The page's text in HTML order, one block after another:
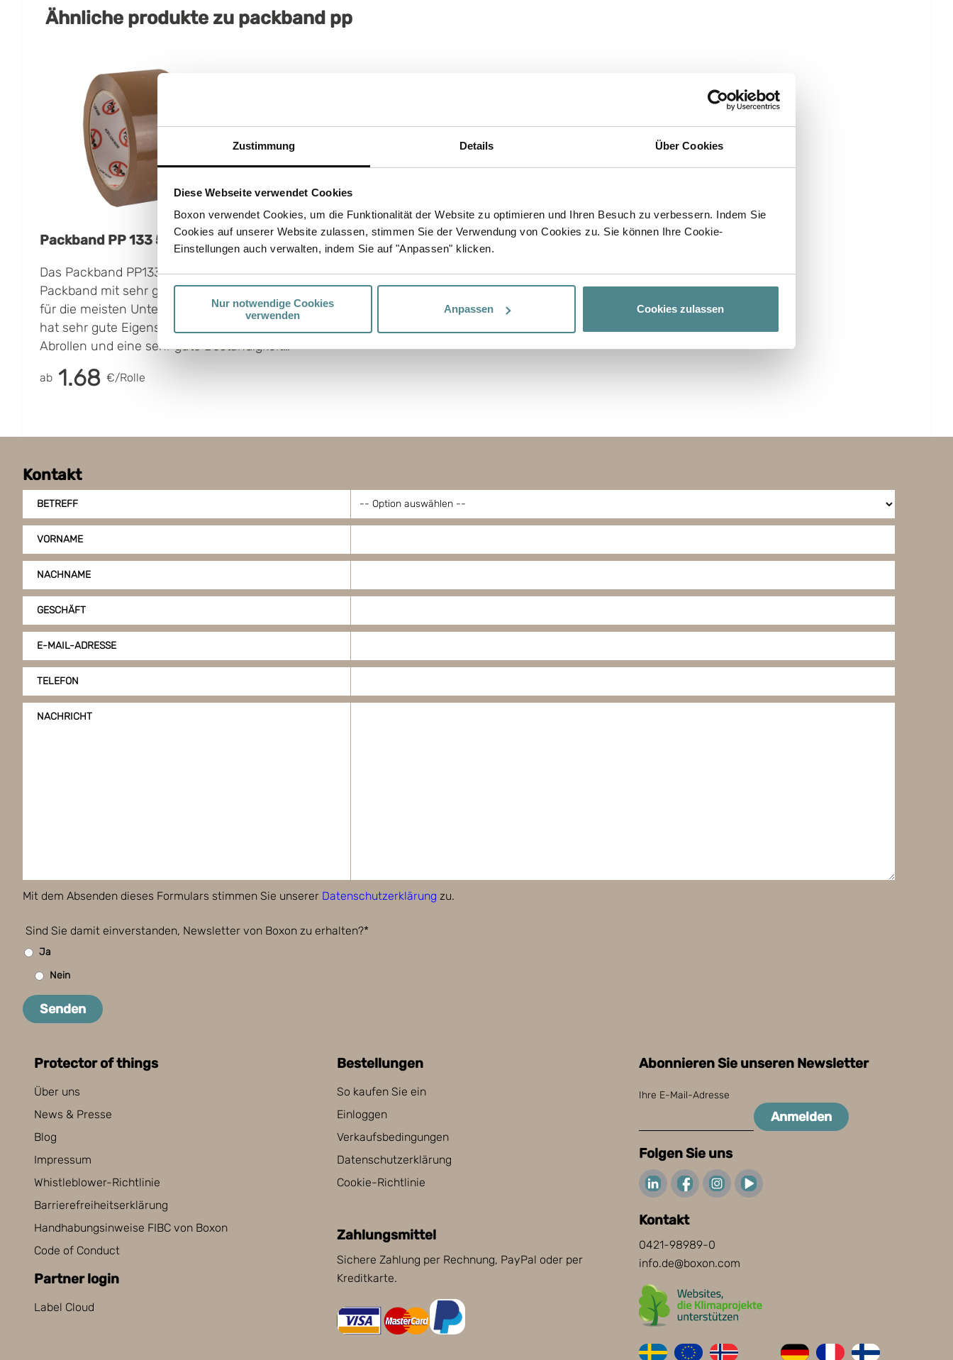
Zustimmung Details Über Cookies
Diese Webseite verwendet Cookies
Boxon verwendet Cookies, um die Funktionalität der Website zu optimieren und Ihren Besuch zu verbessern. Indem Sie
Cookies auf unserer Website zulassen, stimmen Sie der Verwendung von Cookies zu. Sie können Ihre Cookie-
Einstellungen auch verwalten, indem Sie auf "Anpassen" klicken.
Nur notwendige Cookies
verwenden
Anpassen Cookies zulassen
Ähnliche produkte zu packband pp
Packband PP 133 50mmx66m
Das Packband PP133 Boxon ist ein festeres
Packband mit sehr guter Haftfähigkeit, das
für die meisten Unterlagen geeignet ist. Es
hat sehr gute Eigenschaften wie leises
Abrollen und eine sehr gute Beständigkeit
Packband mit Trägermaterial aus PP-Folie
Dehnung, UV-beständig im Freien, glänzende
Folie. Klebebänder mit Acrylatkleber lassen
sich bei Kälte gut anbringen. Technische
Daten: Trägermaterial – PP-Folie Klebmasse –
Acryl auf Wasserbasis Klebkraft auf Stahl –
2,7 N Reißkraft – 59 N/cm Dicke – 60 my
Reißdehnung – 150 %
ab 1.68 €/Rolle
Kontakt
BETREFF
VORNAME
NACHNAME
GESCHÄFT
E-MAIL-ADRESSE
TELEFON
NACHRICHT
Mit dem Absenden dieses Formulars stimmen Sie unserer Datenschutzerklärung zu.
Sind Sie damit einverstanden, Newsletter von Boxon zu erhalten?*
Ja
Nein
Senden
Protector of things
Über uns
News & Presse
Blog
Impressum
Whistleblower-Richtlinie
Barrierefreiheitserklärung
Handhabungsinweise FIBC von Boxon
Code of Conduct
Partner login
Label Cloud
Bestellungen
So kaufen Sie ein
Einloggen
Verkaufsbedingungen
Datenschutzerklärung
Cookie-Richtlinie
Zahlungsmittel
Sichere Zahlung per Rechnung, PayPal oder per
Kreditkarte.
Abonnieren Sie unseren Newsletter
Ihre E-Mail-Adresse
Anmelden
Folgen Sie uns
Kontakt
0421-98989-0
info.de@boxon.com